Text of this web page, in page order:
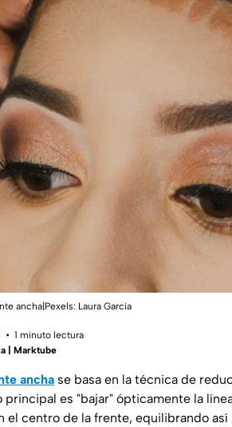
ancha|Pexels: Laura Garcia
1 minuto lectura
| Marktube
ancha se basa en la técnica de
es "bajar" ópticamente la
el centro de la frente, equilibrando